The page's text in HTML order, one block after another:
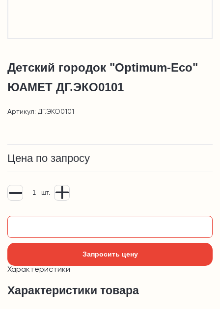
Детский городок "Оptimum-Еco"
ЮАМЕТ ДГ.ЭКО0101
Артикул: ДГ.ЭКО0101
Цена по запросу
шт.
Запросить цену
Характеристики
Характеристики товара